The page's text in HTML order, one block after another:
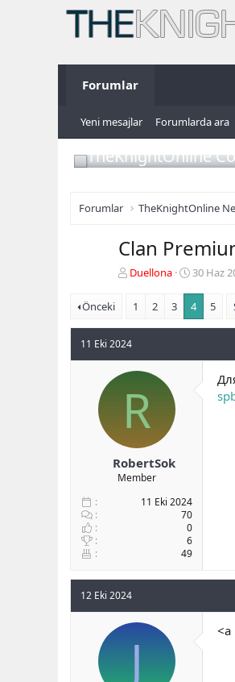
Forumlar
Yeni mesajlar Forumlarda ara
TheKnightOnline
Forumlar TheKnightOnline
Clan
K
n
u
y
u
b
ş
a
t
a
n
Duellona
B
ş
l
a
g
30 Haz
Önceki 1 2 3 4 5
11 Eki 2024
R
RobertSok
Member
11 Eki 2024
70
0
6
49
12 Eki 2024
J <a